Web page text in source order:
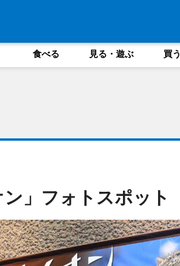
食べる 見る・遊ぶ 買う
ン」フォトスポット